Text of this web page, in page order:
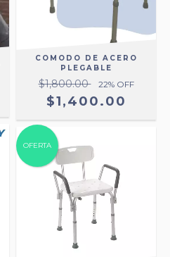
COMODO DE ACERO
PLEGABLE
$1,800.00 22% OFF
$1,400.00
OFERTA